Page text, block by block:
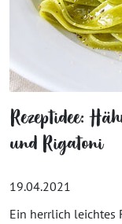
Rezeptidee:
und Rigatoni
19.04.2021
Ein herrlich leichtes